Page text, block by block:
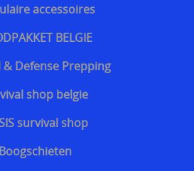
accessoires
BELGIE
& Defense Prepping
shop belgie
survival shop
Boogschieten